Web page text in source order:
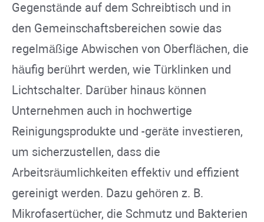
Gegenstände auf dem Schreibtisch und in
den Gemeinschaftsbereichen sowie das
regelmäßige Abwischen von Oberflächen, die
häufig berührt werden, wie Türklinken und
Lichtschalter. Darüber hinaus können
Unternehmen auch in hochwertige
Reinigungsprodukte und -geräte investieren,
um sicherzustellen, dass die
Arbeitsräumlichkeiten effektiv und effizient
gereinigt werden. Dazu gehören z. B.
Mikrofasertücher, die Schmutz und Bakterien